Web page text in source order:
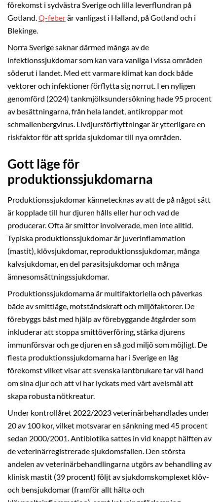
förekomst i sydvästra Sverige och lilla leverflundran på
Gotland.Q-feberär vanligast i Halland, på Gotland och i
Blekinge.
Norra Sverige saknar därmed många av de
infektionssjukdomar som kan vara vanliga i vissa områden
söderut i landet. Med ett varmare klimat kan dock både
vektorer och infektioner förflytta sig norrut. I en nyligen
genomförd (2024) tankmjölksundersökning hade 95 procent
av besättningarna, från hela landet, antikroppar mot
schmallenbergvirus. Livdjursförflyttningar är ytterligare en
riskfaktor för att sprida sjukdomar till nya områden.
Gott läge för
produktionssjukdomarna
Produktionssjukdomar kännetecknas av att de på något sätt
är kopplade till hur djuren hålls eller hur och vad de
producerar. Ofta är smittor involverade, men inte alltid.
Typiska produktionssjukdomar är juverinflammation
(mastit), klövsjukdomar, reproduktionssjukdomar, många
kalvsjukdomar, en del parasitsjukdomar och många
ämnesomsättningssjukdomar.
Produktionssjukdomarna är multifaktoriella och påverkas
både av smittläge, motståndskraft och miljöfaktorer. De
förebyggs bäst med hjälp av förebyggande åtgärder som
inkluderar att stoppa smittöverföring, stärka djurens
immunförsvar och ge djuren en så god miljö som möjligt. De
flesta produktionssjukdomarna har i Sverige en låg
förekomst vilket visar att svenska lantbrukare tar väl hand
om sina djur och att vi har lyckats med vårt avelsmål att
skapa robusta nötkreatur.
Under kontrollåret 2022/2023 veterinärbehandlades under
20 av 100 kor, vilket motsvarar en sänkning med 45 procent
sedan 2000/2001. Antibiotika sattes in vid knappt hälften av
de veterinärregistrerade sjukdomsfallen. Den största
andelen av veterinärbehandlingarna utgörs av behandling av
klinisk mastit (39 procent) följt av sjukdomskomplexet klöv-
och bensjukdomar (framför allt hälta och